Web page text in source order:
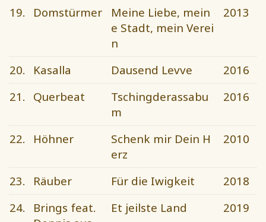
19. Domstürmer
Meine Liebe, mein
e Stadt, mein Verei
n
2013
20. Kasalla Dausend Levve
2016
21.
Querbeat
Tschingderassabu
m
2016
22. Höhner
Schenk mir Dein H
erz
2010
23. Räuber Für die Iwigkeit
2018
24.
Brings feat.
Et jeilste Land 2019